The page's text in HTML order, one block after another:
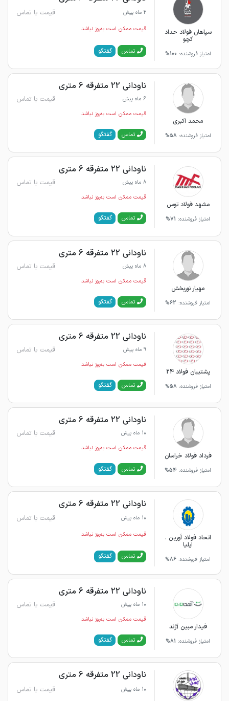
سپاهان فولاد حداد
کچو
امتیاز فروشنده: 100%
2 ماه پیش قیمت با تماس
قیمت ممکن است به‌روز نباشد
تماس گفتگو
محمد اکبری
امتیاز فروشنده: 58%
ناودانی 22 متفرقه 6 متری
6 ماه پیش قیمت با تماس
قیمت ممکن است به‌روز نباشد
تماس گفتگو
مشهد فولاد توس
امتیاز فروشنده: 71%
ناودانی 22 متفرقه 6 متری
8 ماه پیش قیمت با تماس
قیمت ممکن است به‌روز نباشد
تماس گفتگو
مهیار نوربخش
امتیاز فروشنده: 62%
ناودانی 22 متفرقه 6 متری
8 ماه پیش قیمت با تماس
قیمت ممکن است به‌روز نباشد
تماس گفتگو
پشتیبان فولاد 24
امتیاز فروشنده: 58%
ناودانی 22 متفرقه 6 متری
9 ماه پیش قیمت با تماس
قیمت ممکن است به‌روز نباشد
تماس گفتگو
فرداد فولاد خراسان
امتیاز فروشنده: 54%
ناودانی 22 متفرقه 6 متری
10 ماه پیش قیمت با تماس
قیمت ممکن است به‌روز نباشد
تماس گفتگو
اتحاد فولاد اَورین .
ایلیا
امتیاز فروشنده: 86%
ناودانی 22 متفرقه 6 متری
10 ماه پیش قیمت با تماس
قیمت ممکن است به‌روز نباشد
تماس گفتگو
فیدار مبین آژند
امتیاز فروشنده: 81%
ناودانی 22 متفرقه 6 متری
10 ماه پیش قیمت با تماس
قیمت ممکن است به‌روز نباشد
تماس گفتگو
ناودانی 22 متفرقه 6 متری
10 ماه پیش قیمت با تماس